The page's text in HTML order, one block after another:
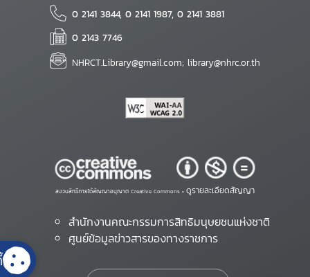
0 2141 3844, 0 2141 1987, 0 2141 3881
0 2143 7746
NHRCT.Library@gmail.com; library@nhrc.or.th
สงวนสิทธิ์ภายใต้สัญญาอนุญาต Creative Commons • ดูรายละเอียดสัญญา
สำนักงานคณะกรรมการสิทธิมนุษยชนแห่งชาติ
ศูนย์ข้อมูลข่าวสารของทางราชการ